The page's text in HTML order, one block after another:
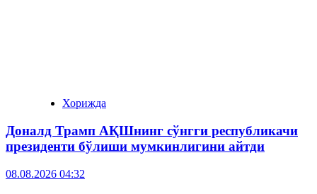
Хорижда
Доналд Трамп АҚШнинг сўнгги республикачи
президенти бўлиши мумкинлигини айтди
08.08.2026 04:32